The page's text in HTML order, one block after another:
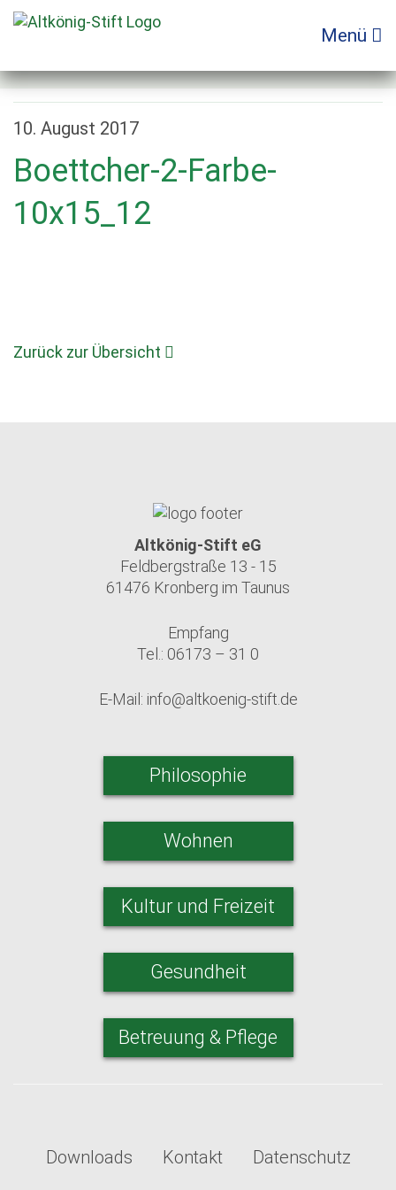
Zum
Inhalt
Menü
10. August 2017
Boettcher-2-Farbe-
10x15_12
Zurück zur Übersicht
Altkönig-Stift eG
Feldbergstraße 13 - 15
61476 Kronberg im Taunus
Empfang
Tel.: 06173 – 31 0
E-Mail: info@altkoenig-stift.de
Philosophie
Wohnen
Kultur und Freizeit
Gesundheit
Betreuung & Pflege
Downloads Kontakt Datenschutz